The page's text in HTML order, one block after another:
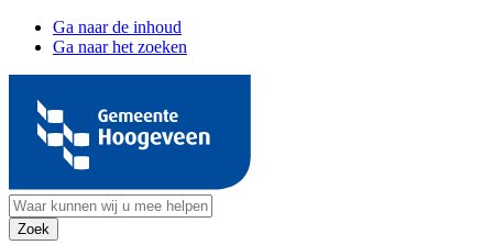
Ga naar de inhoud
Ga naar het zoeken